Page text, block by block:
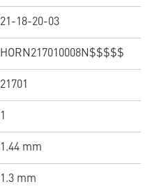
21-18-20-03
HORN217010008N$$$$$
21701
1
1.44 mm
1.3 mm